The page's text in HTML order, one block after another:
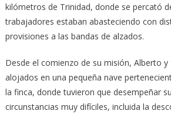
kilómetros de Trinidad, donde se percató
trabajadores estaban abasteciendo con
provisiones a las bandas de alzados.
Desde el comienzo de su misión, Alberto
alojados en una pequeña nave
la finca, donde tuvieron que desempeñar
circunstancias muy difíciles, incluida la